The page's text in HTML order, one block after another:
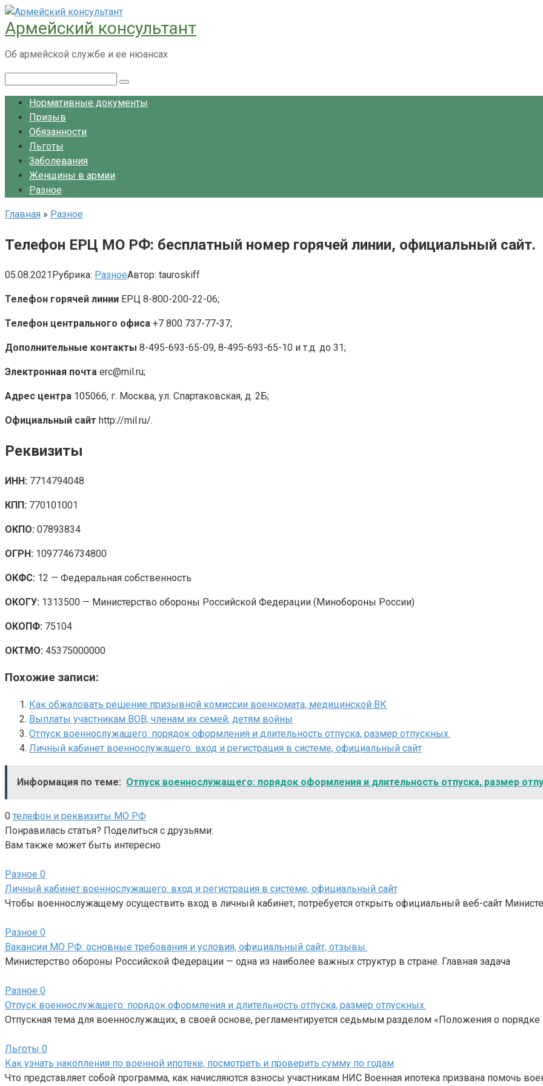
Перейти
к
контенту
Армейский консультант
Об армейской службе и ее нюансах
Нормативные документы
Призыв
Обязанности
Льготы
Заболевания
Женщины в армии
Разное
Главная » Разное
Телефон ЕРЦ МО РФ: бесплатный номер горячей линии, официальный сайт.
05.08.2021Рубрика: РазноеАвтор: tauroskiff
Телефон горячей линии ЕРЦ 8-800-200-22-06;
Телефон центрального офиса +7 800 737-77-37;
Дополнительные контакты 8-495-693-65-09, 8-495-693-65-10 и т.д. до 31;
Электронная почта erc@mil.ru;
Адрес центра 105066, г. Москва, ул. Спартаковская, д. 2Б;
Официальный сайт http://mil.ru/.
Реквизиты
ИНН: 7714794048
КПП: 770101001
ОКПО: 07893834
ОГРН: 1097746734800
ОКФС: 12 — Федеральная собственность
ОКОГУ: 1313500 — Министерство обороны Российской Федерации (Минобороны России)
ОКОПФ: 75104
ОКТМО: 45375000000
Похожие записи:
Как обжаловать решение призывной комиссии военкомата, медицинской ВК
Выплаты участникам ВОВ, членам их семей, детям войны
Отпуск военнослужащего: порядок оформления и длительность отпуска, размер отпускных.
Личный кабинет военнослужащего: вход и регистрация в системе, официальный сайт
Информация по теме: Отпуск военнослужащего: порядок оформления и длительность отпуска, размер
0 телефон и реквизиты МО РФ
Понравилась статья? Поделиться с друзьями:
Вам также может быть интересно
Разное 0
Личный кабинет военнослужащего: вход и регистрация в системе, официальный сайт
Чтобы военнослужащему осуществить вход в личный кабинет, потребуется открыть официальный веб-сайт
Разное 0
Вакансии МО РФ: основные требования и условия, официальный сайт, отзывы.
Министерство обороны Российской Федерации — одна из наиболее важных структур в стране. Главная задача
Разное 0
Отпуск военнослужащего: порядок оформления и длительность отпуска, размер отпускных.
Отпускная тема для военнослужащих, в своей основе, регламентируется седьмым разделом «Положения о
Льготы 0
Как узнать накопления по военной ипотеке, посмотреть и проверить сумму по годам
Что представляет собой программа, как начисляются взносы участникам НИС Военная ипотека призвана помочь